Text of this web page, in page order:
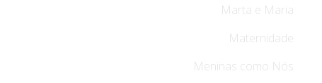
Marta e Maria
Maternidade
Meninas como Nós